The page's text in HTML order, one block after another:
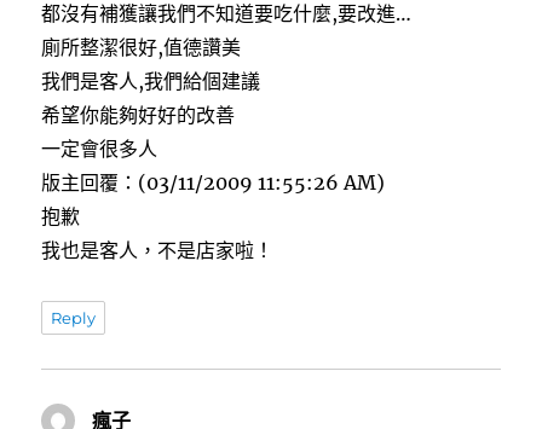
都沒有補獲讓我們不知道要吃什麼,要改進…
廁所整潔很好,值德讚美
我們是客人,我們給個建議
希望你能夠好好的改善
一定會很多人
版主回覆：(03/11/2009 11:55:26 AM)
抱歉
我也是客人，不是店家啦！
Reply
瘋子